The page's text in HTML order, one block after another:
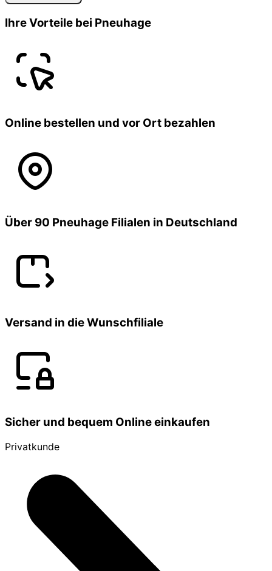
Ihre Vorteile bei Pneuhage
Online bestellen und vor Ort bezahlen
Über 90 Pneuhage Filialen in Deutschland
Versand in die Wunschfiliale
Sicher und bequem Online einkaufen
Privatkunde